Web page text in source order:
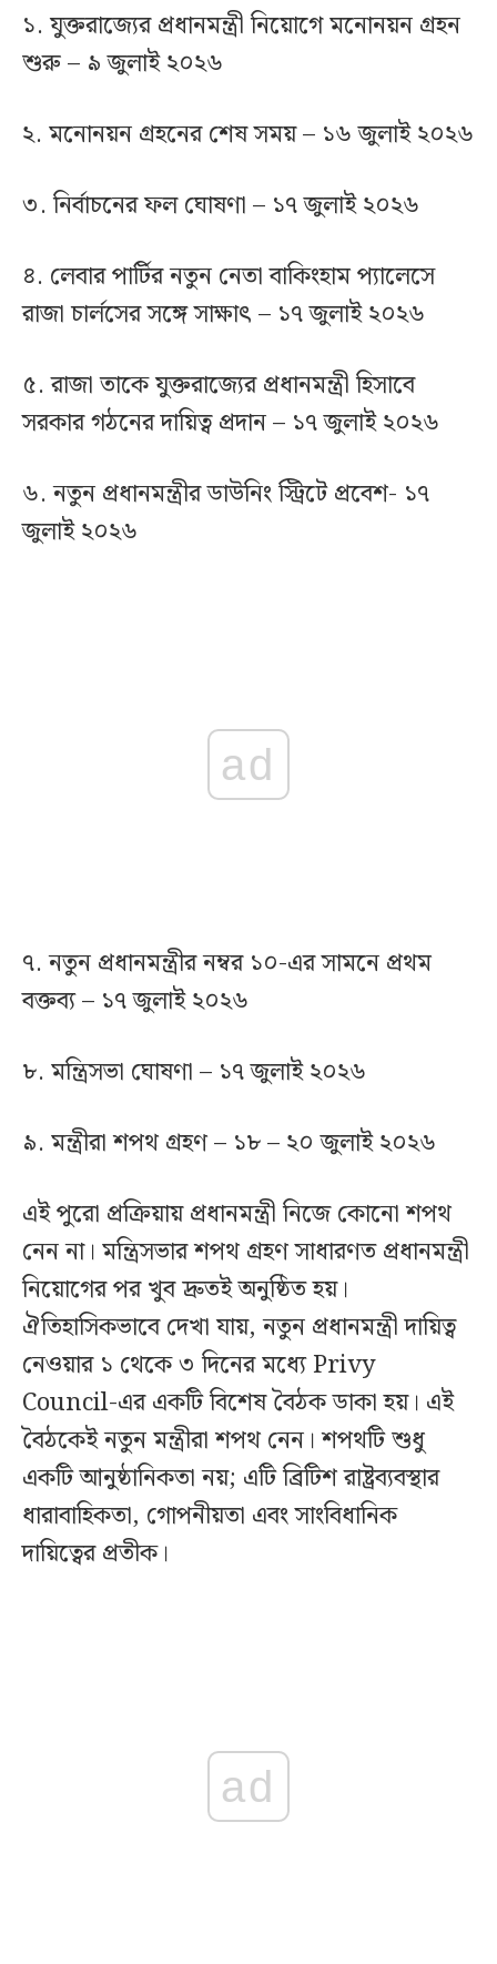
১. যুক্তরাজ্যের প্রধানমন্ত্রী নিয়োগে মনোনয়ন গ্রহন
শুরু – ৯ জুলাই ২০২৬
২. মনোনয়ন গ্রহনের শেষ সময় – ১৬ জুলাই ২০২৬
৩. নির্বাচনের ফল ঘোষণা – ১৭ জুলাই ২০২৬
৪. লেবার পার্টির নতুন নেতা বাকিংহাম প্যালেসে
রাজা চার্লসের সঙ্গে সাক্ষাৎ – ১৭ জুলাই ২০২৬
৫. রাজা তাকে যুক্তরাজ্যের প্রধানমন্ত্রী হিসাবে
সরকার গঠনের দায়িত্ব প্রদান – ১৭ জুলাই ২০২৬
৬. নতুন প্রধানমন্ত্রীর ডাউনিং স্ট্রিটে প্রবেশ- ১৭
জুলাই ২০২৬
ad
৭. নতুন প্রধানমন্ত্রীর নম্বর ১০-এর সামনে প্রথম
বক্তব্য – ১৭ জুলাই ২০২৬
৮. মন্ত্রিসভা ঘোষণা – ১৭ জুলাই ২০২৬
৯. মন্ত্রীরা শপথ গ্রহণ – ১৮ – ২০ জুলাই ২০২৬
এই পুরো প্রক্রিয়ায় প্রধানমন্ত্রী নিজে কোনো শপথ
নেন না। মন্ত্রিসভার শপথ গ্রহণ সাধারণত প্রধানমন্ত্রী
নিয়োগের পর খুব দ্রুতই অনুষ্ঠিত হয়।
ঐতিহাসিকভাবে দেখা যায়, নতুন প্রধানমন্ত্রী দায়িত্ব
নেওয়ার ১ থেকে ৩ দিনের মধ্যে Privy
Council-এর একটি বিশেষ বৈঠক ডাকা হয়। এই
বৈঠকেই নতুন মন্ত্রীরা শপথ নেন। শপথটি শুধু
একটি আনুষ্ঠানিকতা নয়; এটি ব্রিটিশ রাষ্ট্রব্যবস্থার
ধারাবাহিকতা, গোপনীয়তা এবং সাংবিধানিক
দায়িত্বের প্রতীক।
ad